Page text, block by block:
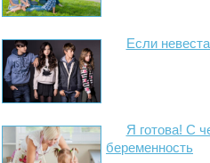
Если
Я готова! С
беременность